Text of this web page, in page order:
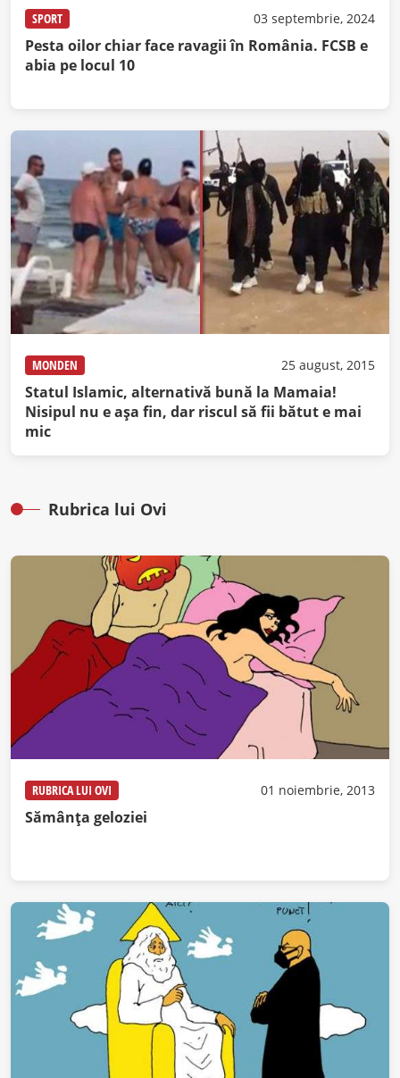
SPORT 03 septembrie, 2024
Pesta oilor chiar face ravagii în România. FCSB e
abia pe locul 10
MONDEN 25 august, 2015
Statul Islamic, alternativă bună la Mamaia!
Nisipul nu e aşa fin, dar riscul să fii bătut e mai
mic
Rubrica lui Ovi
RUBRICA LUI OVI 01 noiembrie, 2013
Sămânţa geloziei